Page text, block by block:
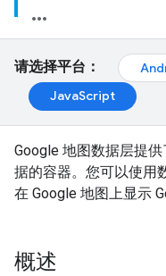
请选择平台：
JavaScript
Google 地图数据层提
据的容器。您可以使用
在 Google 地图上显示
概述